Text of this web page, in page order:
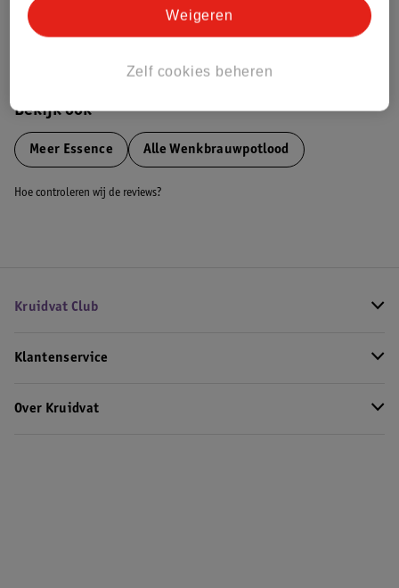
Bekijk ook
Meer Essence Alle Wenkbrauwpotlood
Hoe controleren wij de reviews?
Kruidvat Club
Klantenservice
Over Kruidvat
Zelf cookies beheren
Weigeren